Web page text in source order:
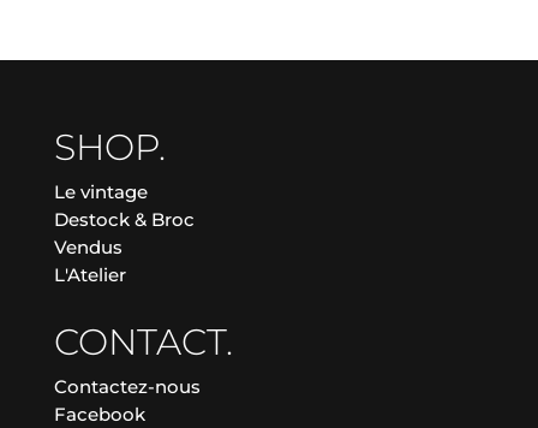
SHOP.
Le vintage
Destock & Broc
Vendus
L'Atelier
CONTACT.
Contactez-nous
Facebook